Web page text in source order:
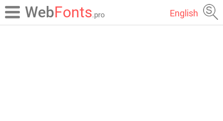
WebFonts.pro English